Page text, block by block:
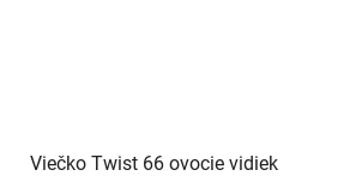
Viečko Twist 66 ovocie vidiek